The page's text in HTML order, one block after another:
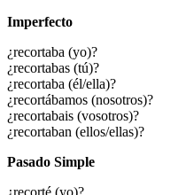
Imperfecto
¿recortaba (yo)?
¿recortabas (tú)?
¿recortaba (él/ella)?
¿recortábamos (nosotros)?
¿recortabais (vosotros)?
¿recortaban (ellos/ellas)?
Pasado Simple
¿recorté (yo)?